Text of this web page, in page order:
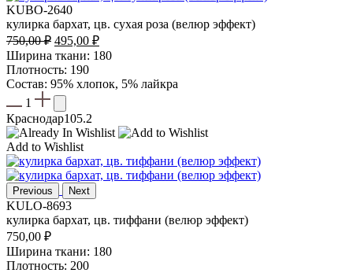
KUBO-2640
кулирка бархат, цв. сухая роза (велюр эффект)
750,00₽ Первоначальная
цена
составляла
750,00 ₽.
495,00 ₽Текущая
цена:
Ширина ткани: 180
Плотность: 190
Состав: 95% хлопок, 5% лайкра
1
Краснодар105.2
Add to Wishlist
Previous Next
KULO-8693
кулирка бархат, цв. тиффани (велюр эффект)
750,00 ₽
Ширина ткани: 180
Плотность: 200